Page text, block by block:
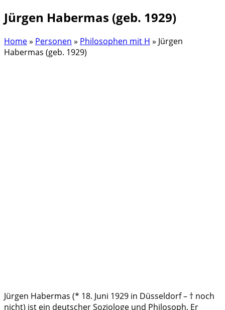
Jürgen Habermas (geb. 1929)
Home» Personen » Philosophen mit H » Jürgen
Habermas (geb. 1929)
Jürgen Habermas (* 18. Juni 1929 in Düsseldorf – † noch
nicht) ist ein deutscher Soziologe und Philosoph. Er